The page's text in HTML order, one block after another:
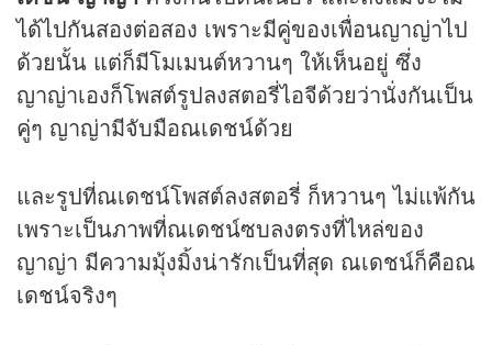
ได้ไปกันสองต่อสอง เพราะมีคู่ของเพื่อนญาญ่าไป
ด้วยนั้น แต่ก็มีโมเมนต์หวานๆ ให้เห็นอยู่ ซึ่ง
ญาญ่าเองก็โพสต์รูปลงสตอรี่ไอจีด้วยว่านั่งกันเป็น
คู่ๆ ญาญ่ามีจับมือณเดชน์ด้วย
และรูปที่ณเดชน์โพสต์ลงสตอรี่ ก็หวานๆ ไม่แพ้กัน
เพราะเป็นภาพที่ณเดชน์ซบลงตรงที่ไหล่ของ
ญาญ่า มีความมุ้งมิ้งน่ารักเป็นที่สุด ณเดชน์ก็คือณ
เดชน์จริงๆ